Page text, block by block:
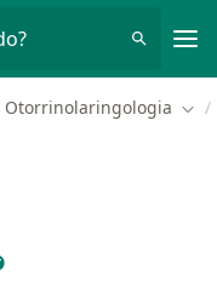
Otorrinolaringologia